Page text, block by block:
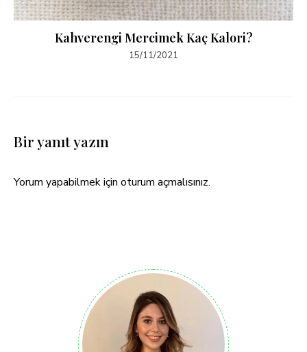
Kahverengi Mercimek Kaç Kalori?
15/11/2021
Bir yanıt yazın
Yorum yapabilmek için oturum açmalısınız.